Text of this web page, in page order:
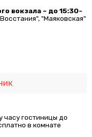
вокзала ~ до 15:30-
"Маяковская"
гостиницы до
в комнате